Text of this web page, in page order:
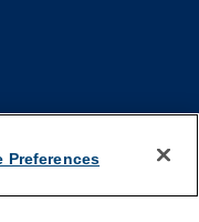
Preferences